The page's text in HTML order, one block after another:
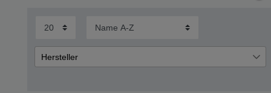
Hersteller